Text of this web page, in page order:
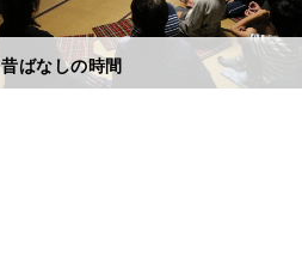
昔ばなしの時間